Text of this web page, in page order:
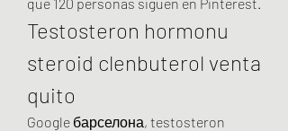
Testosteron hormonu
steroid clenbuterol venta
quito
Google барселона, testosteron